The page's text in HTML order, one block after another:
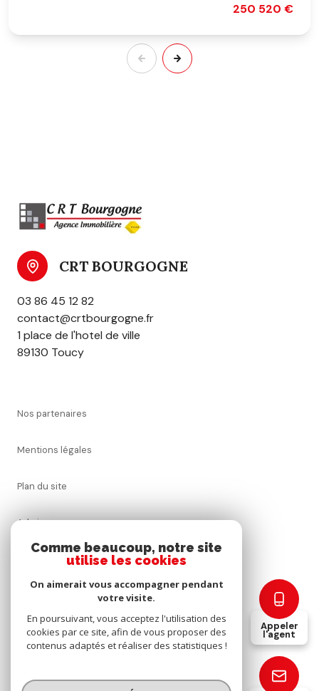
Appeler
l'agent
250 520 €
CRT BOURGOGNE
03 86 45 12 82
contact@crtbourgogne.fr
1 place de l'hotel de ville
89130 Toucy
nos partenaires
mentions légales
plan du site
admin
nos honoraires
cookies
© 2026 | Tous droits réservés
Comme beaucoup, notre site
utilise les cookies
On aimerait vous accompagner pendant
votre visite.
En poursuivant, vous acceptez l'utilisation des
cookies par ce site, afin de vous proposer des
contenus adaptés et réaliser des statistiques !